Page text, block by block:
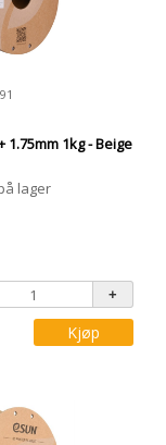
1.75mm 1kg - Beige
lager
Kjøp